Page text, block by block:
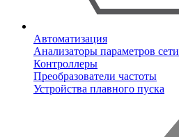
Автоматизация
Анализаторы параметров сети
Контроллеры
Преобразователи частоты
Устройства плавного пуска